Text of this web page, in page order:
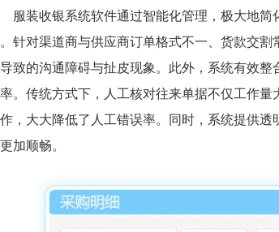
服装收银系统软件通过智能化管理，极大地
针对渠道商与供应商订单格式不一、货款交
致的沟通障碍与扯皮现象。此外，系统有效
。 传统方式下，人工核对往来单据不仅工作
，大大降低了人工错误率。同时，系统提供
加顺畅。